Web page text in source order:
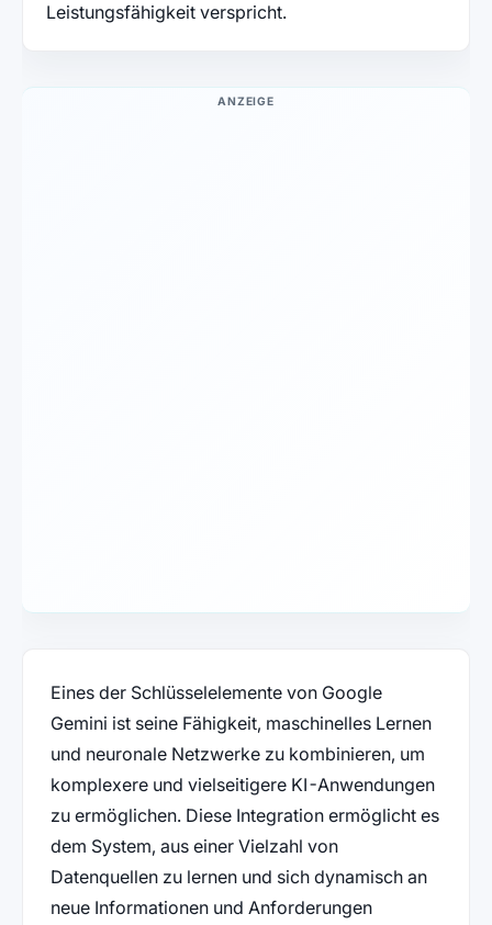
Leistungsfähigkeit verspricht.
ANZEIGE
Eines der Schlüsselelemente von Google
Gemini ist seine Fähigkeit, maschinelles Lernen
und neuronale Netzwerke zu kombinieren, um
komplexere und vielseitigere KI-Anwendungen
zu ermöglichen. Diese Integration ermöglicht es
dem System, aus einer Vielzahl von
Datenquellen zu lernen und sich dynamisch an
neue Informationen und Anforderungen